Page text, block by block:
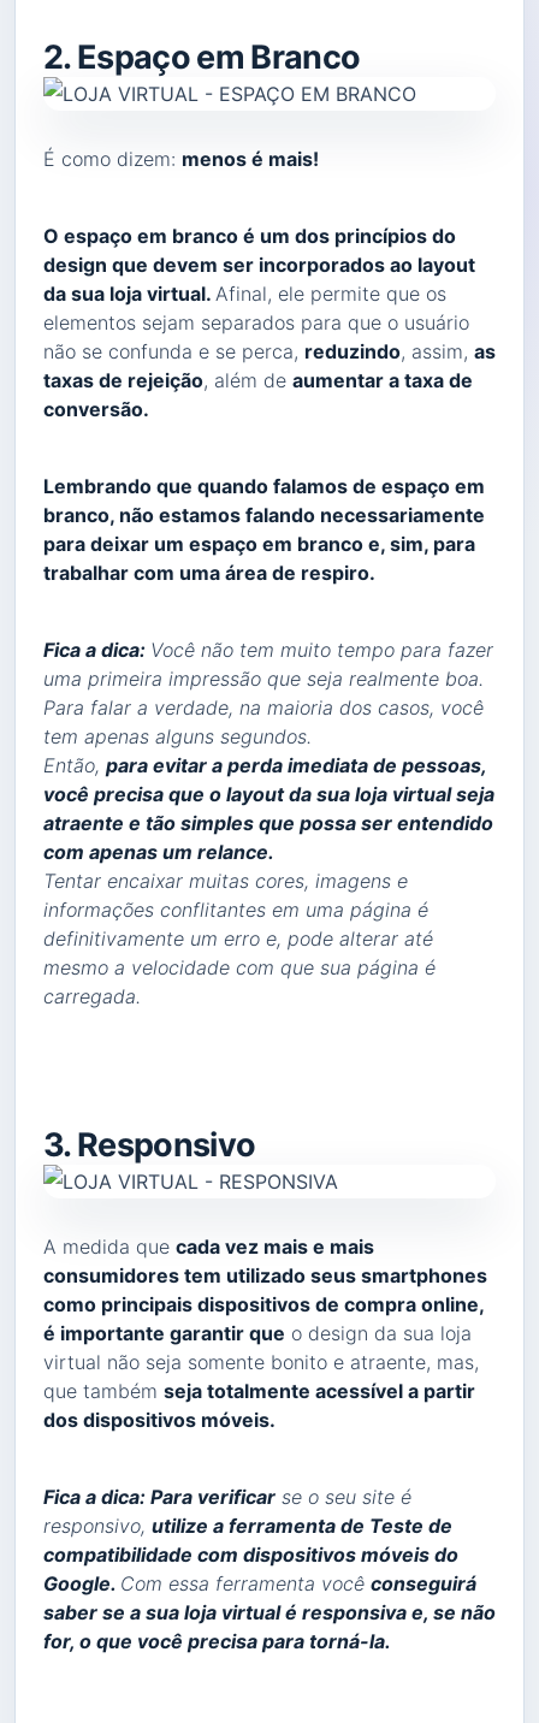
2. Espaço em Branco
É como dizem: menos é mais!
O espaço em branco é um dos princípios do
design que devem ser incorporados ao layout
da sua loja virtual. Afinal, ele permite que os
elementos sejam separados para que o usuário
não se confunda e se perca, reduzindo, assim, as
taxas de rejeição, além de aumentar a taxa de
conversão.
Lembrando que quando falamos de espaço em
branco, não estamos falando necessariamente
para deixar um espaço em branco e, sim, para
trabalhar com uma área de respiro.
Fica a dica: Você não tem muito tempo para fazer
uma primeira impressão que seja realmente boa.
Para falar a verdade, na maioria dos casos, você
tem apenas alguns segundos.
Então, para evitar a perda imediata de pessoas,
você precisa que o layout da sua loja virtual seja
atraente e tão simples que possa ser entendido
com apenas um relance.
Tentar encaixar muitas cores, imagens e
informações conflitantes em uma página é
definitivamente um erro e, pode alterar até
mesmo a velocidade com que sua página é
carregada.
3. Responsivo
A medida que cada vez mais e mais
consumidores tem utilizado seus smartphones
como principais dispositivos de compra online,
é importante garantir que o design da sua loja
virtual não seja somente bonito e atraente, mas,
que também seja totalmente acessível a partir
dos dispositivos móveis.
Fica a dica: Para verificar se o seu site é
responsivo, utilize a ferramenta de Teste de
compatibilidade com dispositivos móveis do
Google. Com essa ferramenta você conseguirá
saber se a sua loja virtual é responsiva e, se não
for, o que você precisa para torná-la.